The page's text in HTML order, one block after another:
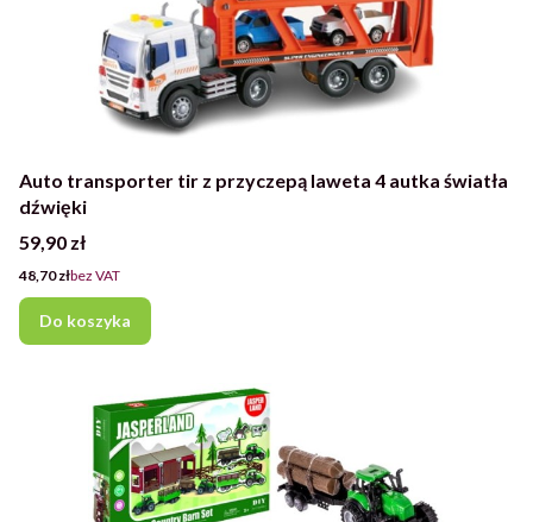
Auto transporter tir z przyczepą laweta 4 autka światła
dźwięki
Cena
59,90 zł
Cena
48,70 złbez VAT
Do koszyka